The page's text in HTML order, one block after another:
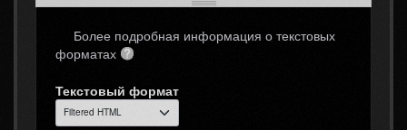
Более подробная информация о текстовых
форматах
Текстовый формат